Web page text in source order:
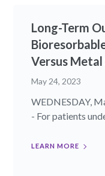
Long-Term
Versus
May 24, 2023
WEDNESDAY,
- For patients
LEARN MORE